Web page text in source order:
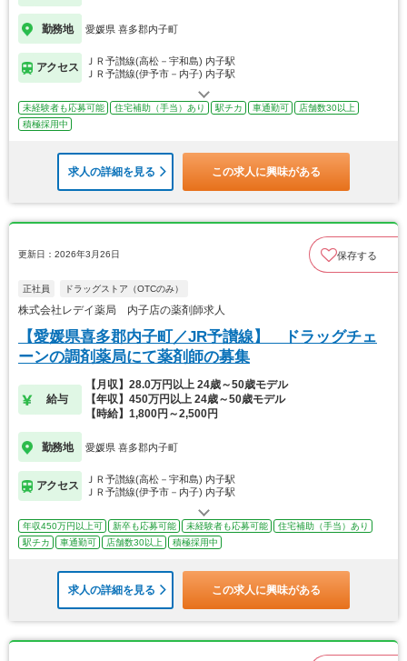
勤務地 愛媛県 喜多郡内子町
アクセス
ＪＲ予讃線(高松－宇和島) 内子駅
ＪＲ予讃線(伊予市－内子) 内子駅
未経験者も応募可能 住宅補助（手当）あり 駅チカ 車通勤可
店舗数30以上
積極採用中
求人の詳細を見る この求人に興味がある
更新日：2026年3月26日 保存する
正社員 ドラッグストア（OTCのみ）
株式会社レデイ薬局 内子店の薬剤師求人
【愛媛県喜多郡内子町／JR予讃線】 ドラッグチェ
ーンの調剤薬局にて薬剤師の募集
給与
【月収】28.0万円以上 24歳～50歳モデル
【年収】450万円以上 24歳～50歳モデル
【時給】1,800円～2,500円
勤務地 愛媛県 喜多郡内子町
アクセス
ＪＲ予讃線(高松－宇和島) 内子駅
ＪＲ予讃線(伊予市－内子) 内子駅
年収450万円以上可 新卒も応募可能 未経験者も応募可能
住宅補助（手当）あり
駅チカ
車通勤可 店舗数30以上 積極採用中
求人の詳細を見る この求人に興味がある